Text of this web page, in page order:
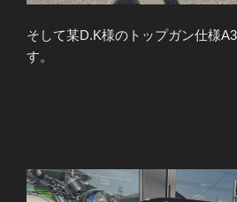
そして某D.K様のトップガン仕様
す。